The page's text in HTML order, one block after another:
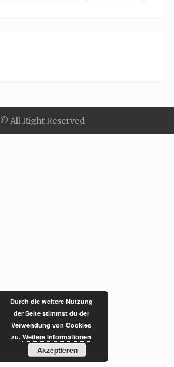
© All Right Reserved
Durch die weitere Nutzung
der Seite stimmst du der
Verwendung von Cookies
zu. Weitere Informationen
Akzeptieren